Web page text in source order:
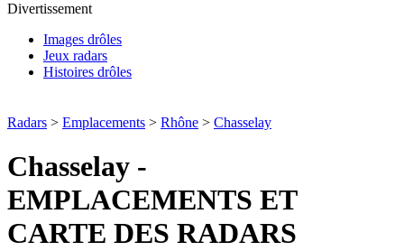
Divertissement
Images drôles
Jeux radars
Histoires drôles
Radars > Emplacements > Rhône > Chasselay
Chasselay -
EMPLACEMENTS ET
CARTE DES RADARS